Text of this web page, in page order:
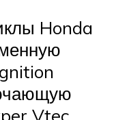
Honda
Vtec